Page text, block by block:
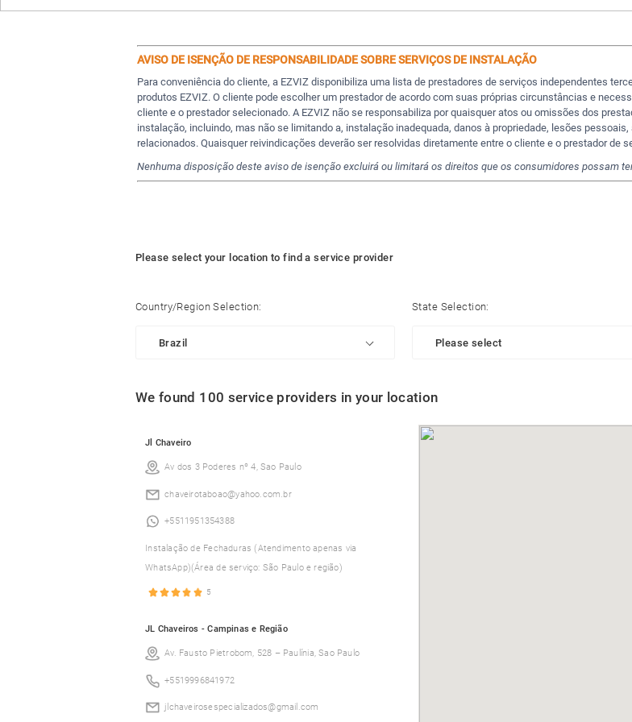
AVISO DE ISENÇÃO DE RESPONSABILIDADE SOBRE SERVIÇOS DE INSTALAÇÃO
Para conveniência do cliente, a EZVIZ disponibiliza uma lista de prestadores de serviços independentes
produtos EZVIZ. O cliente pode escolher um prestador de acordo com suas próprias circunstâncias e
cliente e o prestador selecionado. A EZVIZ não se responsabiliza por quaisquer atos ou omissões dos
instalação, incluindo, mas não se limitando a, instalação inadequada, danos à propriedade, lesões
relacionados. Quaisquer reivindicações deverão ser resolvidas diretamente entre o cliente e o prestador de
Nenhuma disposição deste aviso de isenção excluirá ou limitará os direitos que os consumidores possam
Please select your location to find a service provider
Country/Region Selection: State Selection:
We found 100 service providers in your location
Jl Chaveiro
Av dos 3 Poderes nº 4, Sao Paulo
chaveirotaboao@yahoo.com.br
+5511951354388
Instalação de Fechaduras (Atendimento apenas via
WhatsApp)(Área de serviço: São Paulo e região)
5
JL Chaveiros - Campinas e Região
Av. Fausto Pietrobom, 528 – Paulínia, Sao Paulo
+5519996841972
jlchaveirosespecializados@gmail.com